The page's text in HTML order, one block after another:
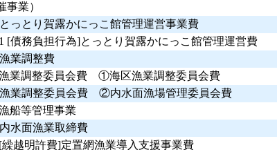
事業）
っとり賀露かにっこ館管理運営事業費
[債務負担行為]とっとり賀露かにっこ館管理運営費
業調整費
業調整委員会費 ①海区漁業調整委員会費
業調整委員会費 ②内水面漁場管理委員会費
船等管理事業
水面漁業取締費
繰越明許費]定置網漁業導入支援事業費